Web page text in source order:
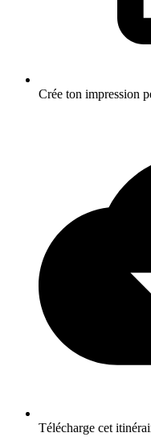
Crée ton impression
Télécharge cet